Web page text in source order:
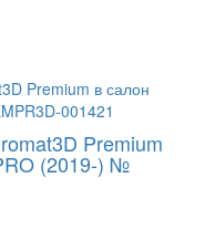
Premium
(2019-) №